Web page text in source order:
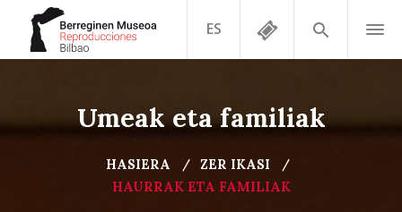
ES
Umeak eta familiak
HASIERA
ZER IKASI
HAURRAK ETA FAMILIAK